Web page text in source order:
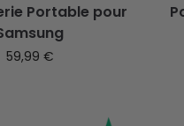
Portable pour
59,99 €